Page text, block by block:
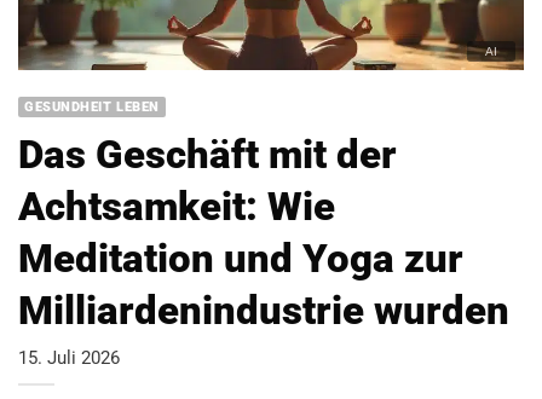
GESUNDHEIT LEBEN
Das Geschäft mit der
Achtsamkeit: Wie
Meditation und Yoga zur
Milliardenindustrie wurden
15. Juli 2026